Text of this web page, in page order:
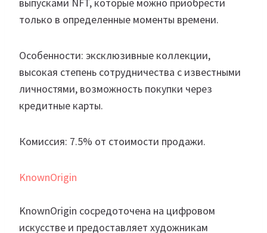
выпусками NFT, которые можно приобрести
только в определенные моменты времени.
Особенности: эксклюзивные коллекции,
высокая степень сотрудничества с известными
личностями, возможность покупки через
кредитные карты.
Комиссия: 7.5% от стоимости продажи.
KnownOrigin
KnownOrigin сосредоточена на цифровом
искусстве и предоставляет художникам